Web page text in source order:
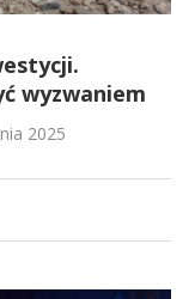
wyzwaniem
2025